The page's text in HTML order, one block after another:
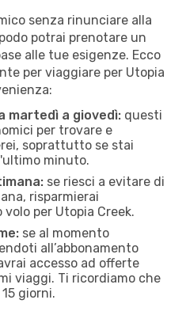
senza rinunciare alla
potrai prenotare un
alle tue esigenze. Ecco
per viaggiare per Utopia
martedì a giovedì: questi
per trovare e
soprattutto se stai
minuto.
se riesci a evitare di
risparmierai
per Utopia Creek.
se al momento
all’abbonamento
accesso ad offerte
viaggi. Ti ricordiamo che
giorni.